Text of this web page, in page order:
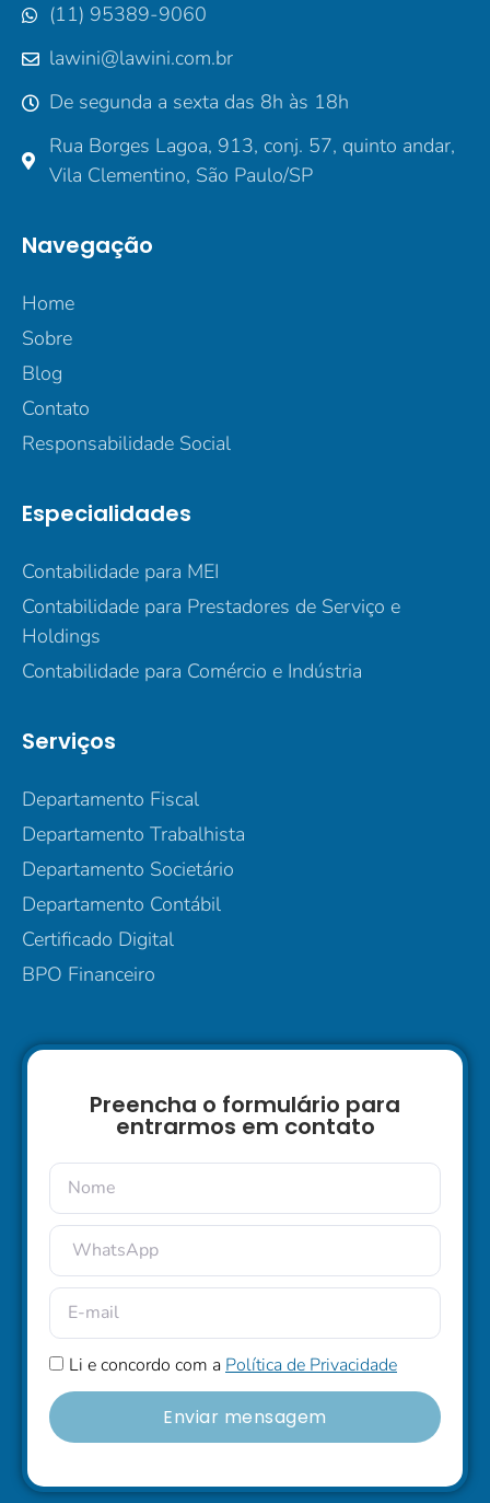
(11) 95389-9060
lawini@lawini.com.br
De segunda a sexta das 8h às 18h
Rua Borges Lagoa, 913, conj. 57, quinto andar,
Vila Clementino, São Paulo/SP
Navegação
Home
Sobre
Blog
Contato
Responsabilidade Social
Especialidades
Contabilidade para MEI
Contabilidade para Prestadores de Serviço e
Holdings
Contabilidade para Comércio e Indústria
Serviços
Departamento Fiscal
Departamento Trabalhista
Departamento Societário
Departamento Contábil
Certificado Digital
BPO Financeiro
Preencha o formulário para
entrarmos em contato
Li e concordo com a Política de Privacidade
Enviar mensagem